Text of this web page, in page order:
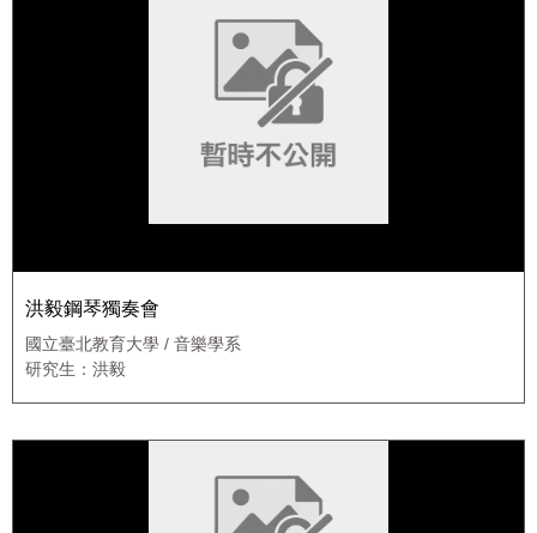
洪毅鋼琴獨奏會
國立臺北教育大學 / 音樂學系
研究生：洪毅